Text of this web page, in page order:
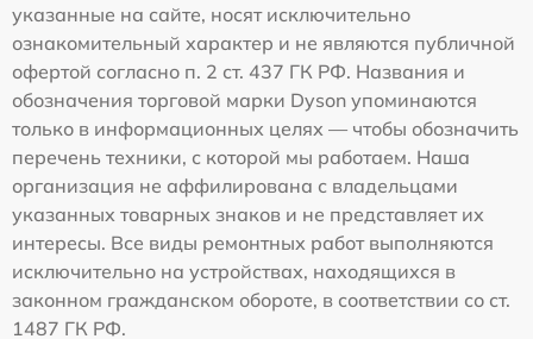
указанные на сайте, носят исключительно
ознакомительный характер и не являются публичной
офертой согласно п. 2 ст. 437 ГК РФ. Названия и
обозначения торговой марки Dyson упоминаются
только в информационных целях — чтобы обозначить
перечень техники, с которой мы работаем. Наша
организация не аффилирована с владельцами
указанных товарных знаков и не представляет их
интересы. Все виды ремонтных работ выполняются
исключительно на устройствах, находящихся в
законном гражданском обороте, в соответствии со ст.
1487 ГК РФ.